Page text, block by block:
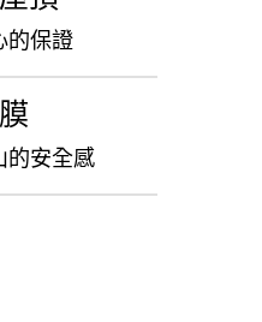
的保證
的安全感